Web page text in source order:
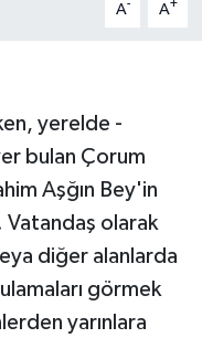
A- A+
yerelde -
bulan Çorum
Aşğın Bey'in
Vatandaş olarak
diğer alanlarda
görmek
yarınlara